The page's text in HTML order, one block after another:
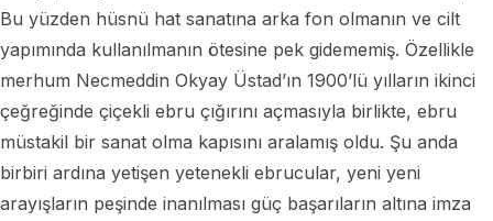
Bu yüzden hüsnü hat sanatına arka fon olmanın ve cilt
yapımında kullanılmanın ötesine pek gidememiş. Özellikle
merhum Necmeddin Okyay Üstad’ın 1900’lü yılların ikinci
çeğreğinde çiçekli ebru çığırını açmasıyla birlikte, ebru
müstakil bir sanat olma kapısını aralamış oldu. Şu anda
birbiri ardına yetişen yetenekli ebrucular, yeni yeni
arayışların peşinde inanılması güç başarıların altına imza